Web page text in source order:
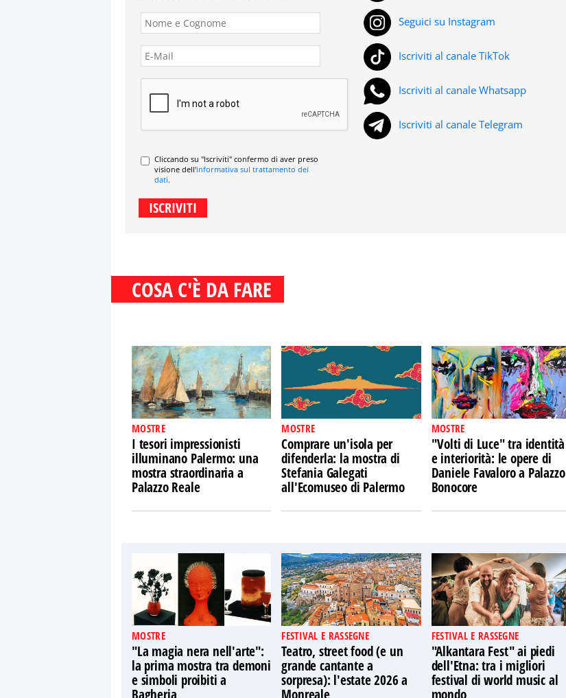
Cliccando su "Iscriviti" confermo di aver preso
visione dell'informativa sul trattamento dei
dati.
Seguici su Instagram
Iscriviti al canale TikTok
Iscriviti al canale Whatsapp
Iscriviti al canale Telegram
COSA C'È DA FARE
MOSTRE
I tesori impressionisti
illuminano Palermo: una
mostra straordinaria a
Palazzo Reale
MOSTRE
Comprare un'isola per
difenderla: la mostra di
Stefania Galegati
all'Ecomuseo di Palermo
MOSTRE
"Volti di Luce" tra identità
e interiorità: le opere di
Daniele Favaloro a Palazzo
Bonocore
MOSTRE
"La magia nera nell'arte":
la prima mostra tra demoni
e simboli proibiti a
FESTIVAL E RASSEGNE
Teatro, street food (e un
grande cantante a
sorpresa): l'estate 2026 a
FESTIVAL E RASSEGNE
"Alkantara Fest" ai piedi
dell'Etna: tra i migliori
festival di world music al